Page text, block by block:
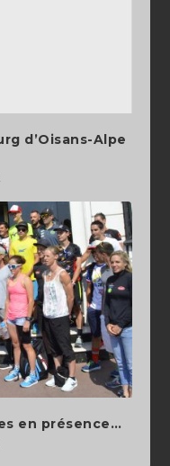
d’Oisans-Alpe
en présence…